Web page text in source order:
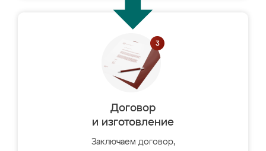
Договор
и изготовление
Заключаем договор,